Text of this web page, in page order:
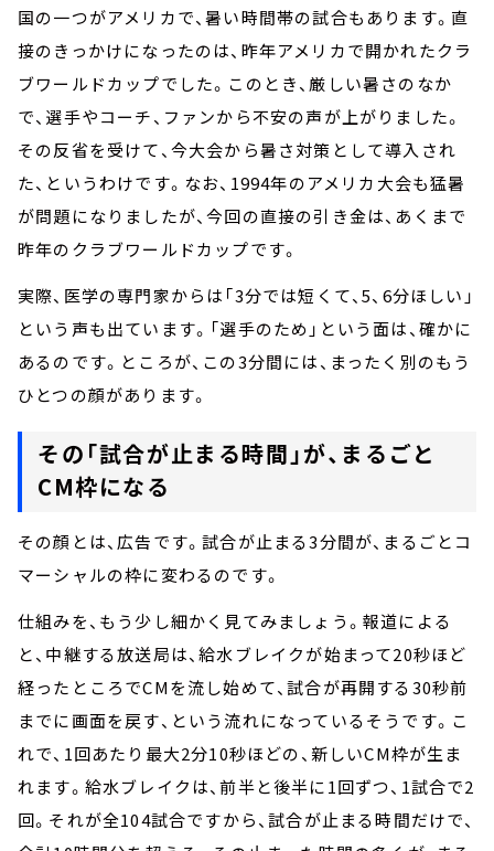
国の一つがアメリカで、暑い時間帯の試合もあります。直
接のきっかけになったのは、昨年アメリカで開かれたクラ
ブワールドカップでした。このとき、厳しい暑さのなか
で、選手やコーチ、ファンから不安の声が上がりました。
その反省を受けて、今大会から暑さ対策として導入され
た、というわけです。なお、1994年のアメリカ大会も猛暑
が問題になりましたが、今回の直接の引き金は、あくまで
昨年のクラブワールドカップです。
実際、医学の専門家からは「3分では短くて、5、6分ほしい」
という声も出ています。「選手のため」という面は、確かに
あるのです。ところが、この3分間には、まったく別のもう
ひとつの顔があります。
その「試合が止まる時間」が、まるごと
CM枠になる
その顔とは、広告です。試合が止まる3分間が、まるごとコ
マーシャルの枠に変わるのです。
仕組みを、もう少し細かく見てみましょう。報道による
と、中継する放送局は、給水ブレイクが始まって20秒ほど
経ったところでCMを流し始めて、試合が再開する30秒前
までに画面を戻す、という流れになっているそうです。こ
れで、1回あたり最大2分10秒ほどの、新しいCM枠が生ま
れます。給水ブレイクは、前半と後半に1回ずつ、1試合で2
回。それが全104試合ですから、試合が止まる時間だけで、